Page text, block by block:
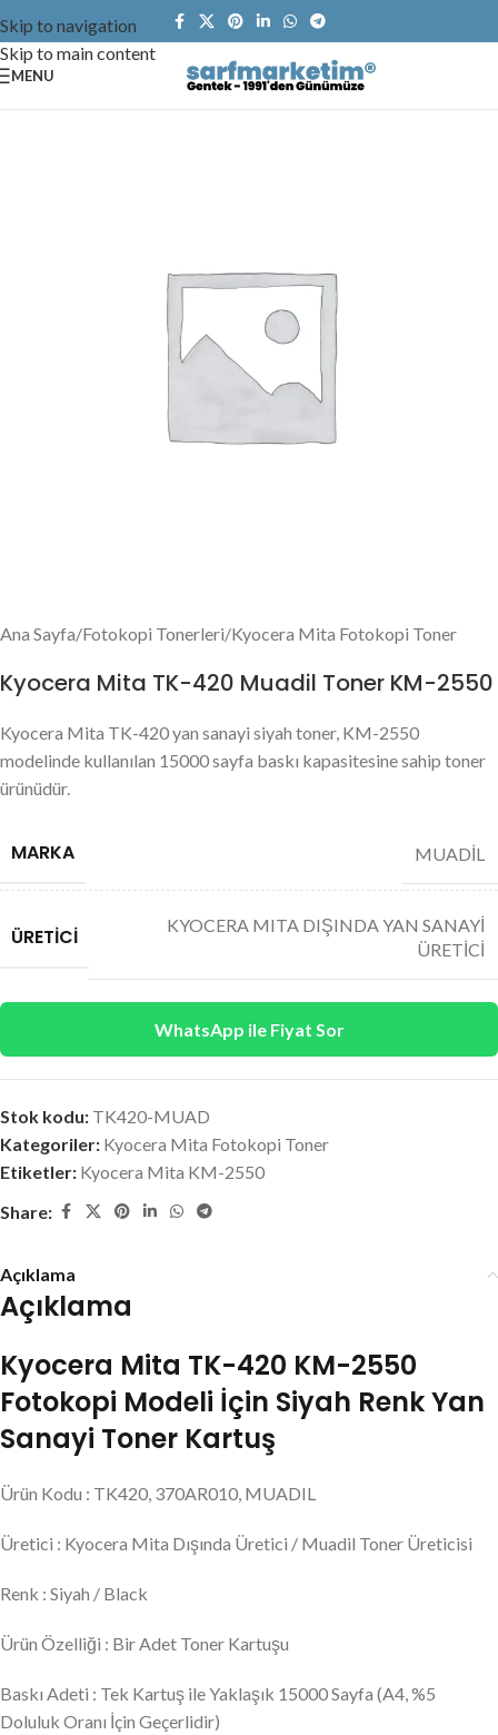
Skip to navigation
Skip to main content
MENU
Ana Sayfa/Fotokopi Tonerleri/Kyocera Mita Fotokopi Toner
Kyocera Mita TK-420 Muadil Toner KM-2550
Kyocera Mita TK-420 yan sanayi siyah toner, KM-2550
modelinde kullanılan 15000 sayfa baskı kapasitesine sahip toner
ürünüdür.
MARKA MUADİL
ÜRETICI
KYOCERA MITA DIŞINDA YAN SANAYİ
ÜRETİCİ
WhatsApp ile Fiyat Sor
Stok kodu: TK420-MUAD
Kategoriler: Kyocera Mita Fotokopi Toner
Etiketler: Kyocera Mita KM-2550
Share:
Açıklama
Açıklama
Kyocera Mita TK-420 KM-2550
Fotokopi Modeli İçin Siyah Renk Yan
Sanayi Toner Kartuş
Ürün Kodu : TK420, 370AR010, MUADIL
Üretici : Kyocera Mita Dışında Üretici / Muadil Toner Üreticisi
Renk : Siyah / Black
Ürün Özelliği : Bir Adet Toner Kartuşu
Baskı Adeti : Tek Kartuş ile Yaklaşık 15000 Sayfa (A4, %5
Doluluk Oranı İçin Geçerlidir)